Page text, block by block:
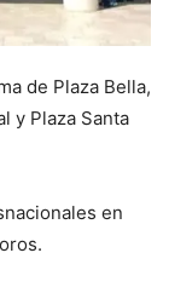
de Plaza Bella,
y Plaza Santa
en